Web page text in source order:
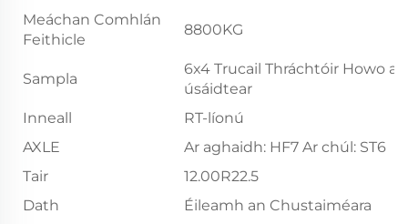
Meáchan Comhlán
Feithicle
8800KG
Sampla
6x4 Trucail Thráchtóir Howo a
úsáidtear
Inneall
RT-líonú
AXLE
Ar aghaidh: HF7 Ar chúl: ST6
Tair
12.00R22.5
Dath
Éileamh an Chustaiméara